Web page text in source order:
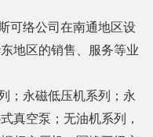
络公司在南通地区设
地区的销售、服务等业
永磁低压机系列；永
真空泵；无油机系列，